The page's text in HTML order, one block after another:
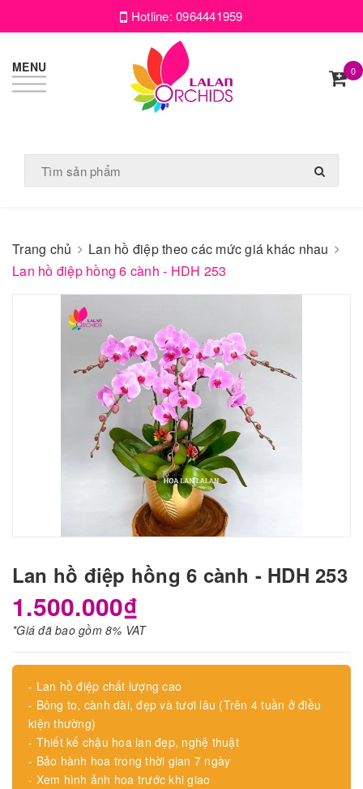
Hotline:0964441959
MENU 0
Trang chủ
Lan hồ điệp theo các mức giá khác nhau
Lan hồ điệp hồng 6 cành - HDH 253
Lan hồ điệp hồng 6 cành - HDH 253
1.500.000₫
*Giá đã bao gồm 8% VAT
- Lan hồ điệp chất lượng cao
- Bông to, cành dài, đẹp và tươi lâu (Trên 4 tuần ở điều
kiện thường)
- Thiết kế chậu hoa lan đẹp, nghệ thuật
- Bảo hành hoa trong thời gian 7 ngày
- Xem hình ảnh hoa trước khi giao